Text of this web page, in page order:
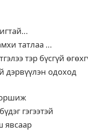
татлаа …
тэр бүсгүй
дэрвүүлэн одоход
гэгээтэй
явсаар